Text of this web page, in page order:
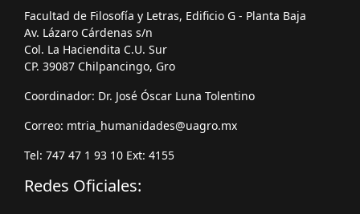
Facultad de Filosofía y Letras, Edificio G - Planta Baja
Av. Lázaro Cárdenas s/n
Col. La Haciendita C.U. Sur
CP. 39087 Chilpancingo, Gro
Coordinador: Dr. José Óscar Luna Tolentino
Correo: mtria_humanidades@uagro.mx
Tel: 747 47 1 93 10 Ext: 4155
Redes Oficiales: